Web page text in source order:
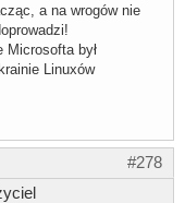
a na wrogów nie
Microsofta był
Linuxów
#278